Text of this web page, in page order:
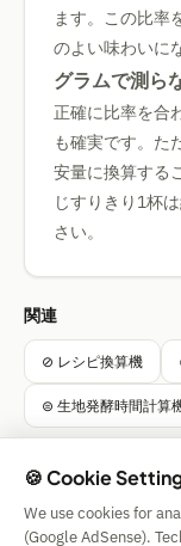
ます。この比率
のよい味わいに
グラムで測ら
正確に比率を合
も確実です。た
安量に換算する
じすりきり1杯
さい。
関連
⊘ レシピ換算機
⊜ 生地発酵時間計算
🍪 Cookie
We use cookies for
(Google AdSense).